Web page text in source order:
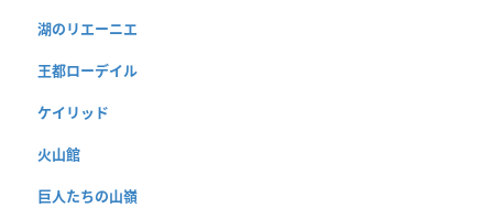
湖のリエーニエ
王都ローデイル
ケイリッド
火山館
巨人たちの山嶺